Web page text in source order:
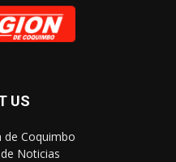
US
de Coquimbo
Noticias